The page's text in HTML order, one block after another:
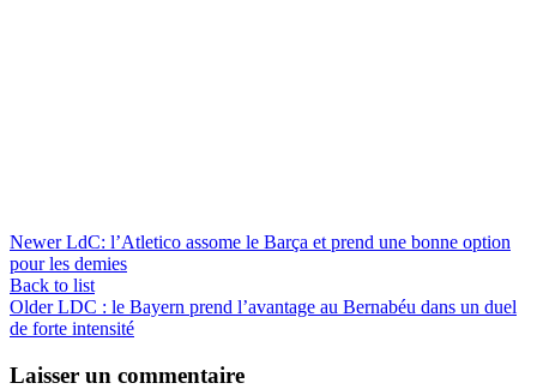
Newer LdC: l’Atletico assome le Barça et prend une bonne option
pour les demies
Back to list
Older LDC : le Bayern prend l’avantage au Bernabéu dans un duel
de forte intensité
Laisser un commentaire